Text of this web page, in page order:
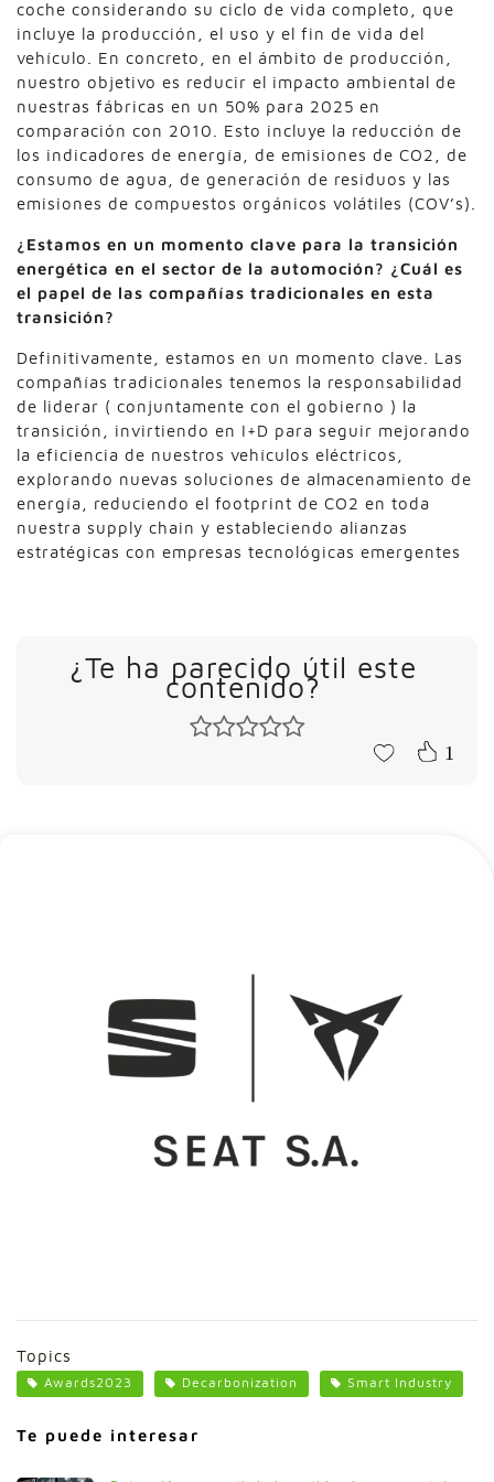
coche considerando su ciclo de vida completo, que
incluye la producción, el uso y el fin de vida del
vehículo. En concreto, en el ámbito de producción,
nuestro objetivo es reducir el impacto ambiental de
nuestras fábricas en un 50% para 2025 en
comparación con 2010. Esto incluye la reducción de
los indicadores de energía, de emisiones de CO2, de
consumo de agua, de generación de residuos y las
emisiones de compuestos orgánicos volátiles (COV’s).
¿Estamos en un momento clave para la transición
energética en el sector de la automoción? ¿Cuál es
el papel de las compañías tradicionales en esta
transición?
Definitivamente, estamos en un momento clave. Las
compañías tradicionales tenemos la responsabilidad
de liderar ( conjuntamente con el gobierno ) la
transición, invirtiendo en I+D para seguir mejorando
la eficiencia de nuestros vehículos eléctricos,
explorando nuevas soluciones de almacenamiento de
energía, reduciendo el footprint de CO2 en toda
nuestra supply chain y estableciendo alianzas
estratégicas con empresas tecnológicas emergentes
¿Te ha parecido útil este
contenido?
1
Topics
Awards2023 Decarbonization Smart Industry
Te puede interesar